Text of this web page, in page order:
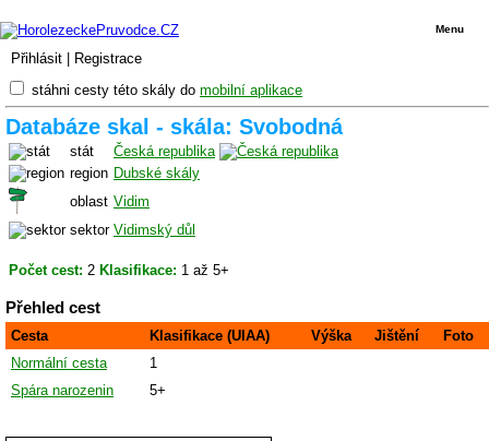
Přihlásit Registrace
Menu
stáhni cesty této skály do mobilní aplikace
Databáze skal - skála: Svobodná
stát
Česká republika
region Dubské skály
oblast Vidim
sektor Vidimský důl
Počet cest: 2 Klasifikace: 1 až 5+
Přehled cest
Cesta Klasifikace (UIAA) Výška Jištění
Foto
Normální cesta
1
Spára narozenin
5+